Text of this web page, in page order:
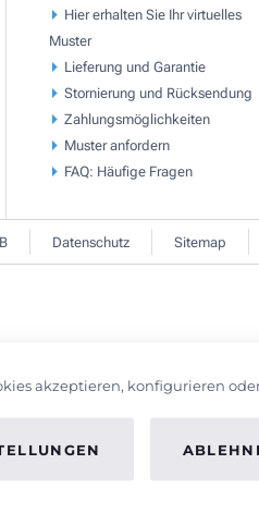
Hier erhalten Sie Ihr virtuelles
Muster
Lieferung und Garantie
Stornierung und Rücksendung
Zahlungsmöglichkeiten
Muster anfordern
FAQ: Häufige Fragen
Datenschutz Sitemap
akzeptieren, konfigurieren